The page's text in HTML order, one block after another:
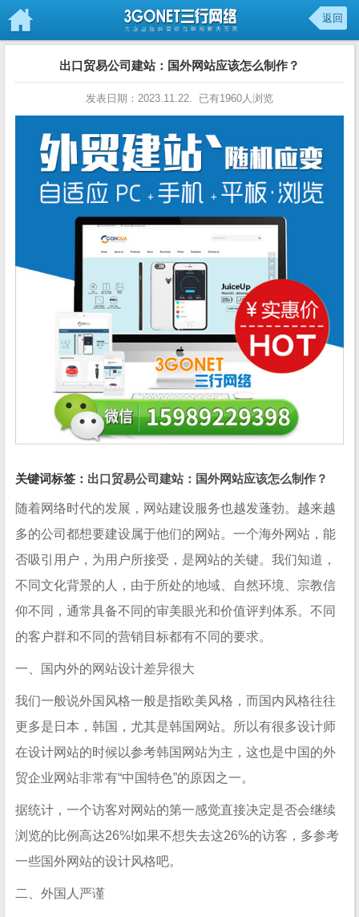
返回
出口贸易公司建站：国外网站应该怎么制作？
发表日期：2023.11.22. 已有1960人浏览
关键词标签： 出口贸易公司建站：国外网站应该怎么制作？
随着网络时代的发展，网站建设服务也越发蓬勃。越来越
多的公司都想要建设属于他们的网站。一个海外网站，能
否吸引用户，为用户所接受，是网站的关键。我们知道，
不同文化背景的人，由于所处的地域、自然环境、宗教信
仰不同，通常具备不同的审美眼光和价值评判体系。不同
的客户群和不同的营销目标都有不同的要求。
一、国内外的网站设计差异很大
我们一般说外国风格一般是指欧美风格，而国内风格往往
更多是日本，韩国，尤其是韩国网站。所以有很多设计师
在设计网站的时候以参考韩国网站为主，这也是中国的外
贸企业网站非常有“中国特色”的原因之一。
据统计，一个访客对网站的第一感觉直接决定是否会继续
浏览的比例高达26%!如果不想失去这26%的访客，多参考
一些国外网站的设计风格吧。
二、外国人严谨